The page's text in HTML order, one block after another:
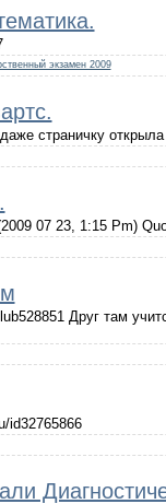
экзамен 2009
страничку открыла
07 23, 1:15 Pm)
Друг там
id32765866